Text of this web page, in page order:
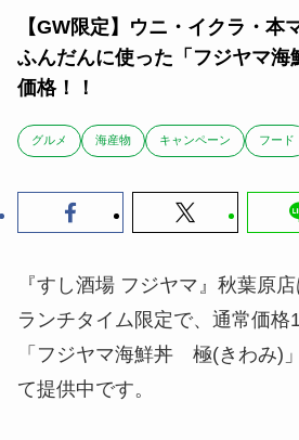
【GW限定】ウニ・イクラ・本
ふんだんに使った「フジヤマ
価格！！
グルメ 海産物 キャンペーン フード
『すし酒場 フジヤマ』秋葉原
ランチタイム限定で、通常価格
「フジヤマ海鮮丼 極(きわみ)
て提供中です。